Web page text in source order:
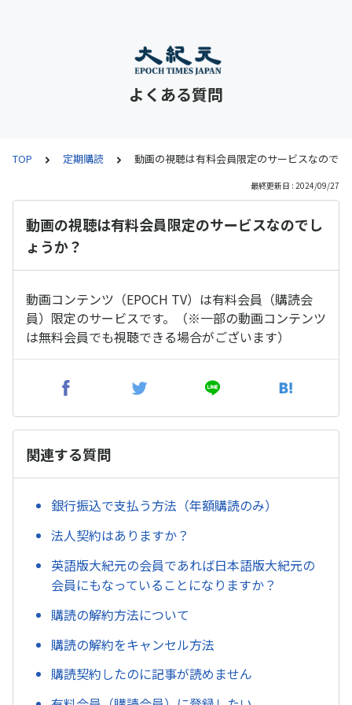
よくある質問
TOP 定期購読 動画の視聴は有料会員限定のサービスなので
最終更新日 : 2024/09/27
動画の視聴は有料会員限定のサービスなのでし
ょうか？
動画コンテンツ（EPOCH TV）は有料会員（購読会
員）限定のサービスです。（※一部の動画コンテンツ
は無料会員でも視聴できる場合がございます）
関連する質問
銀行振込で支払う方法（年額購読のみ）
法人契約はありますか？
英語版大紀元の会員であれば日本語版大紀元の
会員にもなっていることになりますか？
購読の解約方法について
購読の解約をキャンセル方法
購読契約したのに記事が読めません